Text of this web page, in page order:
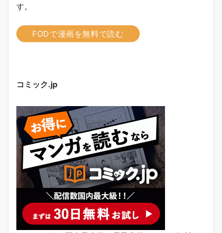
す。
FODで漫画を無料で読む
コミック.jp